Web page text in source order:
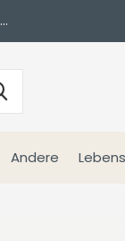
Andere